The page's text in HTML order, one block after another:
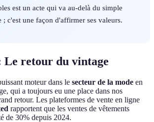
est un acte qui va au-delà du simple
; c'est une façon d'affirmer ses valeurs.
Le retour du vintage
moteur dans le secteur de la mode en
qui a toujours eu une place dans nos
retour. Les plateformes de vente en ligne
rapportent que les ventes de vêtements
de 30% depuis 2024.